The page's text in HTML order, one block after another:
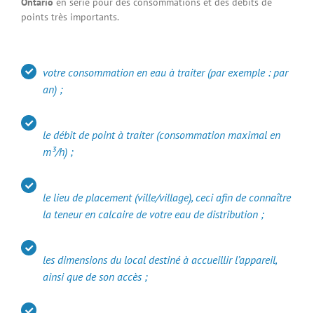
points très importants.
votre consommation en eau à traiter (par exemple : par
an) ;
le débit de point à traiter (consommation maximal en
m³/h) ;
le lieu de placement (ville/village), ceci afin de connaître
la teneur en calcaire de votre eau de distribution ;
les dimensions du local destiné à accueillir l’appareil,
ainsi que de son accès ;